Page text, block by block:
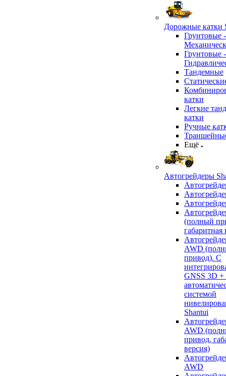
Дорожные катки
Грунтовые -
Грунтовые -
Тандемные
катки
Легкие
катки
Ручные
Ещё
Автогрейдеры
(полный
габаритная
AWD
привод). С
GNSS 3D +
системой
Shantui
AWD
привод,
версия)
AWD